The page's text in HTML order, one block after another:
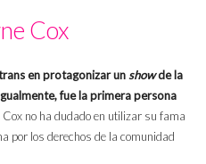
Cox
en protagonizar unshowde la
fue la primera persona
Cox no ha dudado en utilizar su fama
por los derechos de la comunidad